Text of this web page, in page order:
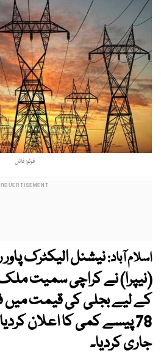
فوٹو: فائل
اسلام آباد:نیشنل الیکٹرک پاور
(نیپرا) نے کراچی سمیت
کے لیے بجلی کی قیمت میں
78 پیسے کمی کا اعلان
جاری کردیا۔